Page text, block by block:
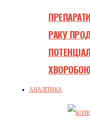
РАКУ
АНАЛІТИКА